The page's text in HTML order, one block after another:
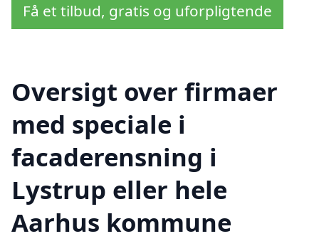
Få et tilbud, gratis og uforpligtende
Oversigt over firmaer
med speciale i
facaderensning i
Lystrup eller hele
Aarhus kommune